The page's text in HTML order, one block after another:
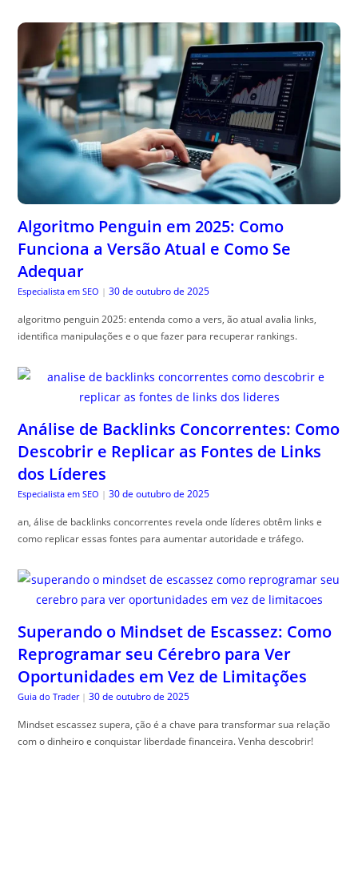
Algoritmo Penguin em 2025: Como
Funciona a Versão Atual e Como Se
Adequar
Especialista em SEO | 30 de outubro de 2025
algoritmo penguin 2025: entenda como a vers, ão atual avalia links,
identifica manipulações e o que fazer para recuperar rankings.
Análise de Backlinks Concorrentes: Como
Descobrir e Replicar as Fontes de Links
dos Líderes
Especialista em SEO | 30 de outubro de 2025
an, álise de backlinks concorrentes revela onde líderes obtêm links e
como replicar essas fontes para aumentar autoridade e tráfego.
Superando o Mindset de Escassez: Como
Reprogramar seu Cérebro para Ver
Oportunidades em Vez de Limitações
Guia do Trader | 30 de outubro de 2025
Mindset escassez supera, ção é a chave para transformar sua relação
com o dinheiro e conquistar liberdade financeira. Venha descobrir!